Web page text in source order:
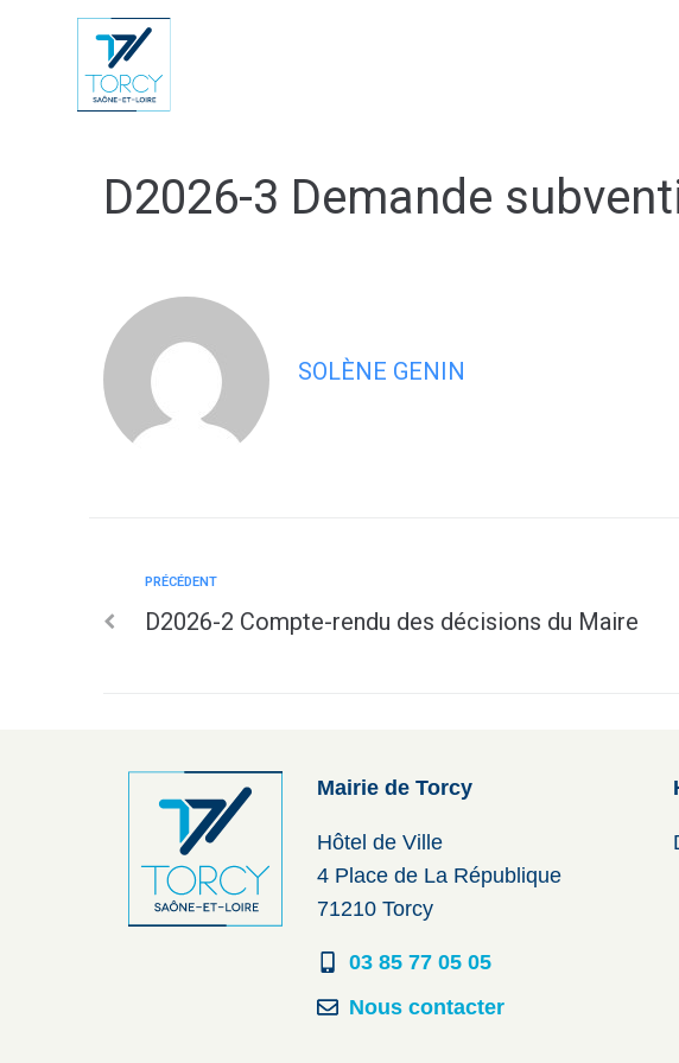
D2026-3 Demande
SOLÈNE GENIN
PRÉCÉDENT
D2026-2 Compte-rendu des décisions du Maire
Mairie de Torcy
Hôtel de Ville
4 Place de La République
71210 Torcy
03 85 77 05 05
Nous contacter